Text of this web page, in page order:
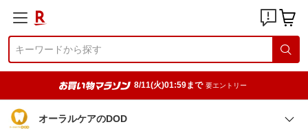
8/11(火)01:59まで 要エントリー
オーラルケアのDOD